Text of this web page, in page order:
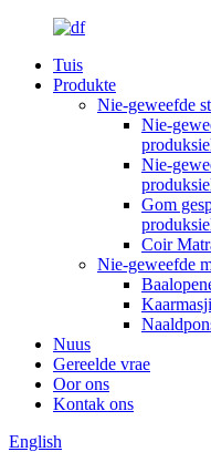
Tuis
Produkte
Nie-geweefde
Nie-
Nie-
Gom
Coir
Nie-geweefde
Nuus
Gereelde vrae
Oor ons
Kontak ons
English